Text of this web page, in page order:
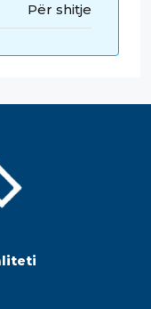
Për shitje